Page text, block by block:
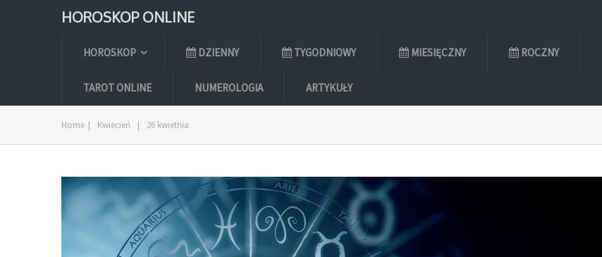
HOROSKOP ONLINE
HOROSKOP DZIENNY TYGODNIOWY MIESIĘCZNY ROCZNY
TAROT ONLINE NUMEROLOGIA ARTYKUŁY
Home | Kwiecień | 26 kwietnia